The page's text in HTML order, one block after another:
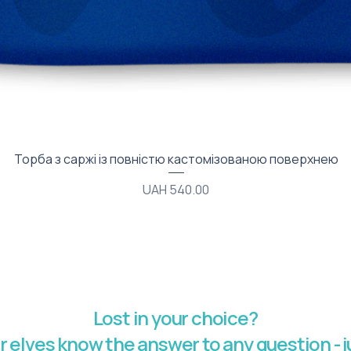
Quick View
Торба з саржі із повністю кастомізованою поверхнею
Price
UAH 540.00
Lost in your choice?
elves know the answer to any question -